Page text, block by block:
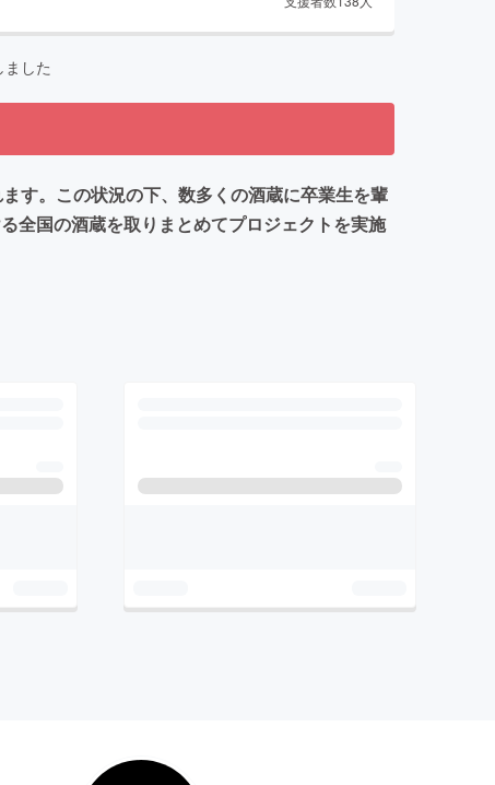
した
す。この状況の下、数多くの酒蔵に卒業生を輩
全国の酒蔵を取りまとめてプロジェクトを実施